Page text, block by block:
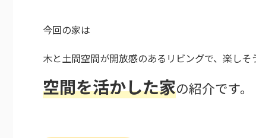
今回の家は
木と土間空間が開放感のあるリビングで、 楽しそ
空間を活かした家の紹介です。